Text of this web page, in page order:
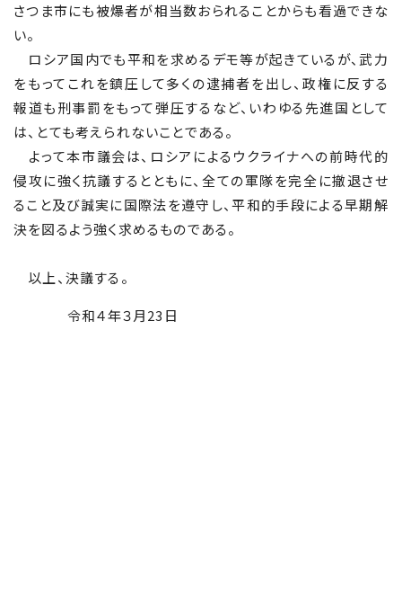
さつま市にも被爆者が相当数おられることからも看過できな
い。
ロシア国内でも平和を求めるデモ等が起きているが、武力
をもってこれを鎮圧して多くの逮捕者を出し、政権に反する
報道も刑事罰をもって弾圧するなど、いわゆる先進国として
は、とても考えられないことである。
よって本市議会は、ロシアによるウクライナへの前時代的
侵攻に強く抗議するとともに、全ての軍隊を完全に撤退させ
ること及び誠実に国際法を遵守し、平和的手段による早期解
決を図るよう強く求めるものである。
以上、決議する。
令和４年３月23日